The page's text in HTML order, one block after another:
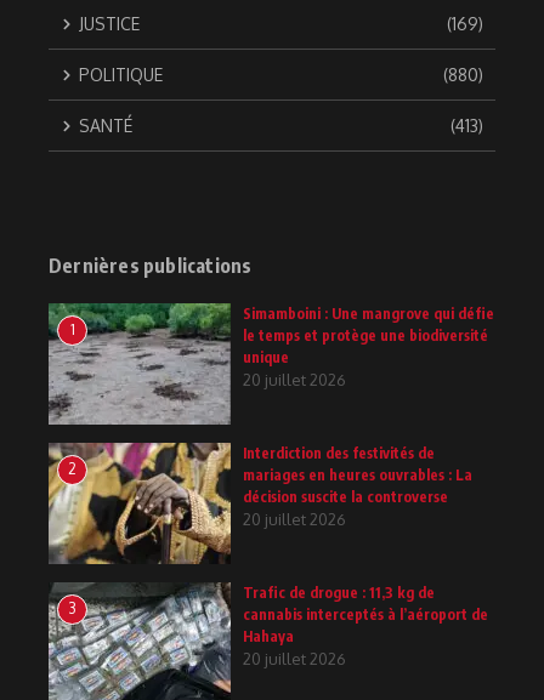
JUSTICE (169)
POLITIQUE (880)
SANTÉ (413)
Dernières publications
1
Simamboini : Une mangrove qui défie
le temps et protège une biodiversité
unique
20 juillet 2026
2
Interdiction des festivités de
mariages en heures ouvrables : La
décision suscite la controverse
20 juillet 2026
3
Trafic de drogue : 11,3 kg de
cannabis interceptés à l’aéroport de
Hahaya
20 juillet 2026